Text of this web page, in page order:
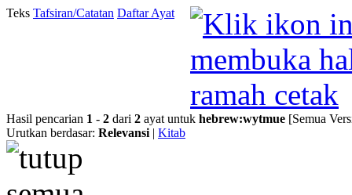
Teks Tafsiran/Catatan Daftar Ayat
Hasil pencarian 1 - 2 dari 2 ayat untuk hebrew:wytmue [Semua
Urutkan berdasar: Relevansi | Kitab